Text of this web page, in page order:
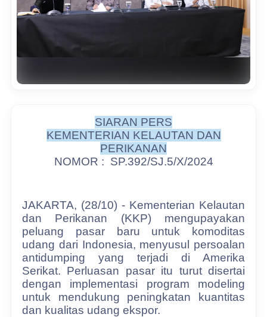
SIARAN PERS
KEMENTERIAN KELAUTAN DAN
PERIKANAN
NOMOR : SP.392/SJ.5/X/2024
JAKARTA, (28/10) - Kementerian Kelautan
dan Perikanan (KKP) mengupayakan
peluang pasar baru untuk komoditas
udang dari Indonesia, menyusul persoalan
antidumping yang terjadi di Amerika
Serikat. Perluasan pasar itu turut disertai
dengan implementasi program modeling
untuk mendukung peningkatan kuantitas
dan kualitas udang ekspor.